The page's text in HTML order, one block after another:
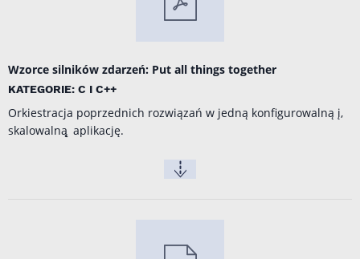
Wzorce silników zdarzeń: Put all things together
KATEGORIE: C I C++
Orkiestracja poprzednich rozwiązań w jedną konfigurowalną į,
skalowalną ̨ aplikację.